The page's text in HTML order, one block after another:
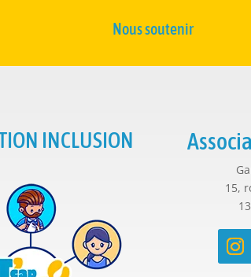
Nous soutenir
INCLUSION
15,